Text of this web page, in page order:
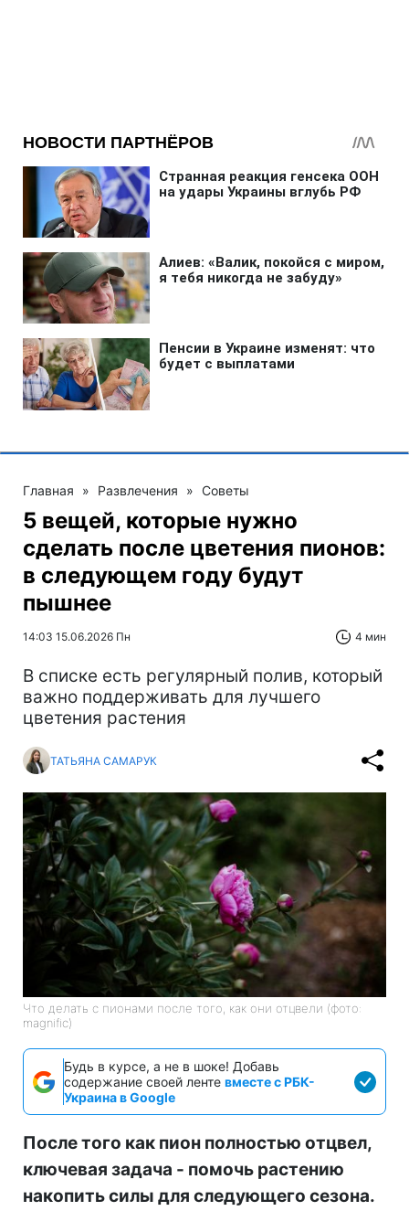
Главная » Развлечения » Советы
5 вещей, которые нужно
сделать после цветения пионов:
в следующем году будут
пышнее
14:03 15.06.2026 Пн 4 мин
В списке есть регулярный полив, который
важно поддерживать для лучшего
цветения растения
ТАТЬЯНА САМАРУК
Что делать с пионами после того, как они отцвели (фото:
magnific)
Будь в курсе, а не в шоке! Добавь
содержание своей ленте вместе с РБК-
Украина в Google
После того как пион полностью отцвел,
ключевая задача - помочь растению
накопить силы для следующего сезона.